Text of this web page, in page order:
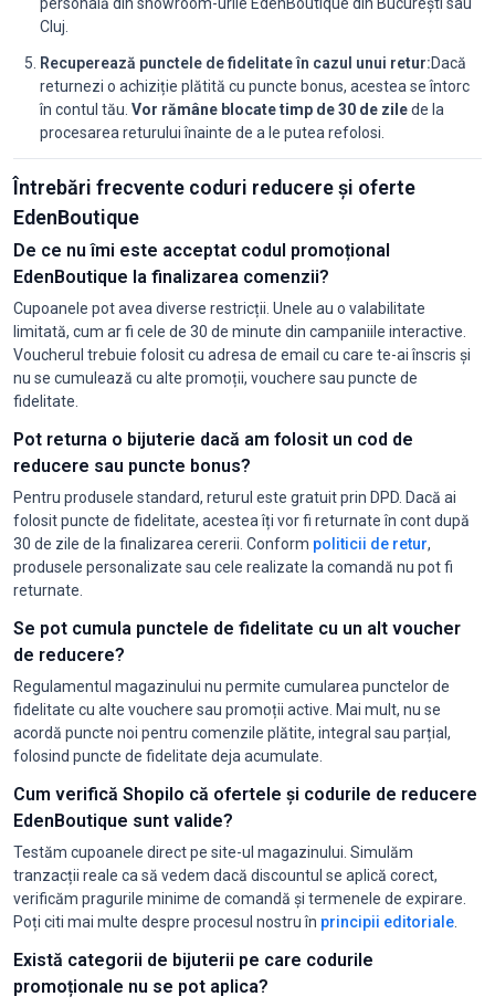
Cluj.
Recuperează punctele de fidelitate în cazul unui retur:Dacă
returnezi o achiziție plătită cu puncte bonus, acestea se întorc
în contul tău. Vor rămâne blocate timp de 30 de zilede la
procesarea returului înainte de a le putea refolosi.
Întrebări frecvente coduri reducere și oferte
EdenBoutique
De ce nu îmi este acceptat codul promoțional
EdenBoutique la finalizarea comenzii?
Cupoanele pot avea diverse restricții. Unele au o valabilitate
limitată, cum ar fi cele de 30 de minute din campaniile interactive.
Voucherul trebuie folosit cu adresa de email cu care te-ai înscris și
nu se cumulează cu alte promoții, vouchere sau puncte de
fidelitate.
Pot returna o bijuterie dacă am folosit un cod de
reducere sau puncte bonus?
Pentru produsele standard, returul este gratuit prin DPD. Dacă ai
folosit puncte de fidelitate, acestea îți vor fi returnate în cont după
30 de zile de la finalizarea cererii. Conform politicii de retur,
produsele personalizate sau cele realizate la comandă nu pot fi
returnate.
Se pot cumula punctele de fidelitate cu un alt voucher
de reducere?
Regulamentul magazinului nu permite cumularea punctelor de
fidelitate cu alte vouchere sau promoții active. Mai mult, nu se
acordă puncte noi pentru comenzile plătite, integral sau parțial,
folosind puncte de fidelitate deja acumulate.
Cum verifică Shopilo că ofertele și codurile de reducere
EdenBoutique sunt valide?
Testăm cupoanele direct pe site-ul magazinului. Simulăm
tranzacții reale ca să vedem dacă discountul se aplică corect,
verificăm pragurile minime de comandă și termenele de expirare.
Poți citi mai multe despre procesul nostru în principii editoriale
Există categorii de bijuterii pe care codurile
promoționale nu se pot aplica?